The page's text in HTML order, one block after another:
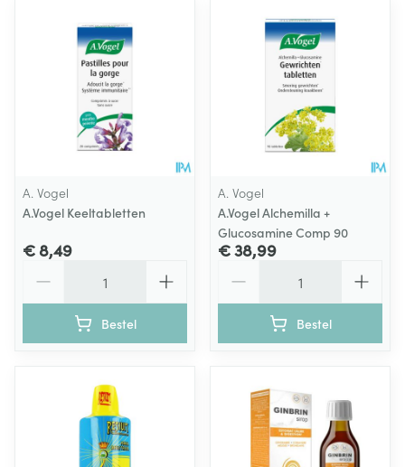
A. Vogel
A.Vogel Keeltabletten
€ 8,49
Bestel
A. Vogel
A.Vogel Alchemilla +
Glucosamine Comp 90
€ 38,99
Bestel